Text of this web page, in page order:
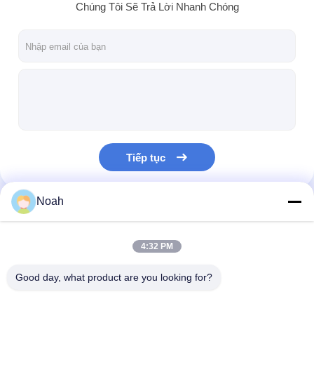
Máy hàn điểm di động
Máy hàn điểm tĩnh
Máy hàn điểm một bên
Máy hàn đường may
Chúng Tôi Sẽ Trả Lời Nhanh Chóng
Tiếp tục
Danh Mục Của Chúng Tôi
Noah
4:32 PM
Good day, what product are you looking for?